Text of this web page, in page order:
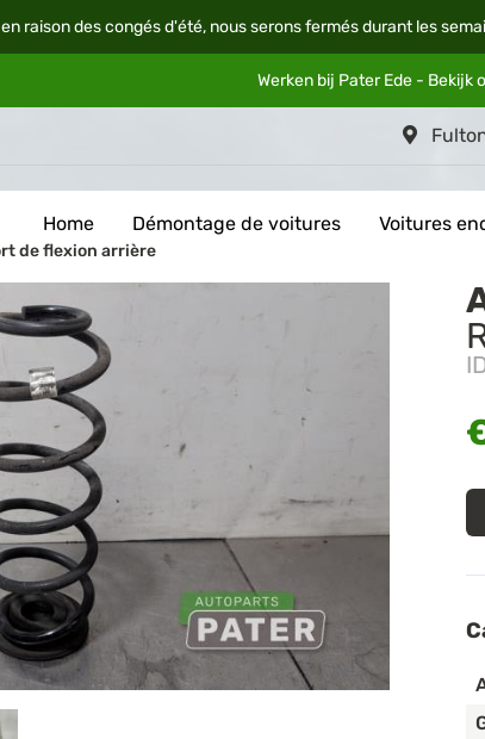
raison des congés d'été, nous serons fermés durant les
Werken bij Pater Ede - Bekijk
Home Démontage de voitures Voitures
de flexion arrière